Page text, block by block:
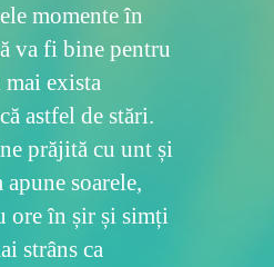
momente în
va fi bine pentru
exista
astfel de stări.
prăjită cu unt și
soarele,
ore în șir și simți
strâns ca